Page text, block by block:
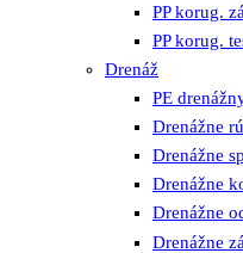
PP korug.
PP korug.
Drenáž
PE
Drenážne
Drenážne
Drenážne
Drenážne
Drenážne